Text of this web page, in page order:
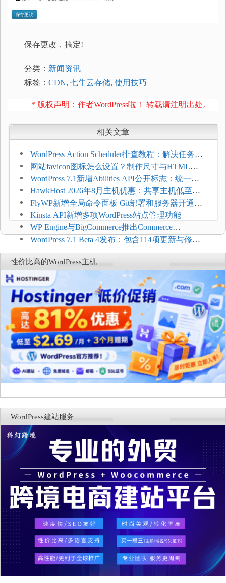
保存更改，搞定!
分类： 新闻资讯
标签： CDN, 七牛云存储, 使用技巧
* 版权声明：作者WordPress啦！ 转载请注明出处。
相关文章
WordPress Action Scheduler排查教程：解决任务积
压和订单延迟
网站favicon图标怎么设置？制作尺寸与HTML添
加方法
WordPress 7.1新增Abilities API公开标志：统一支
持REST API、MCP与AI代理
HawkHost 2026年8月主机优惠：共享主机低至
$2.61/月，高性能主机同步折扣
FlyWP新增全局命令面板 Git部署和服务器开通更
方便
Kinsta API新增多项WordPress站点管理功能
WP Engine与BigCommerce推出Commerce
Connect：WordPress商店可保留前台体验并扩展电
商能力
WordPress 7.1 Beta 4发布：包含114项更新与修
复，仅建议在测试环境体验
性价比高的WordPress主机
WordPress建站服务